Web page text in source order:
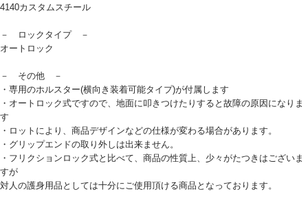
4140カスタムスチール
－ ロックタイプ －
オートロック
－ その他 －
・専用のホルスター(横向き装着可能タイプ)が付属します
・オートロック式ですので、地面に叩きつけたりすると故障の原因になりま
す
・ロットにより、商品デザインなどの仕様が変わる場合があります。
・グリップエンドの取り外しは出来ません。
・フリクションロック式と比べて、商品の性質上、少々がたつきはございま
すが
対人の護身用品としては十分にご使用頂ける商品となっております。